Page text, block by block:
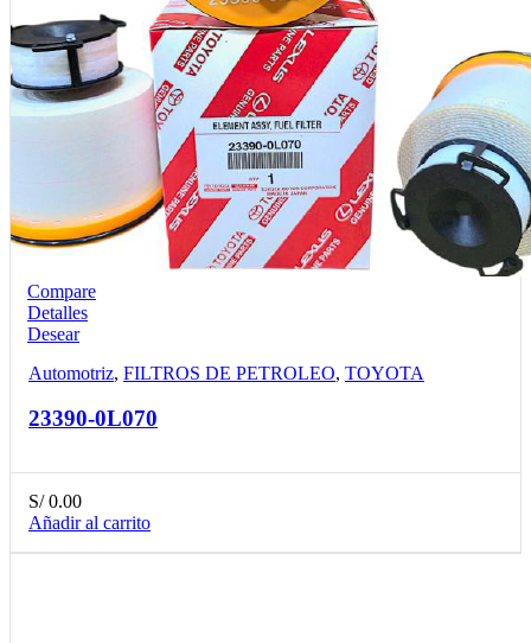
Compare
Detalles
Desear
Automotriz, FILTROS DE PETROLEO, TOYOTA
23390-0L070
S/0.00
Añadir al carrito